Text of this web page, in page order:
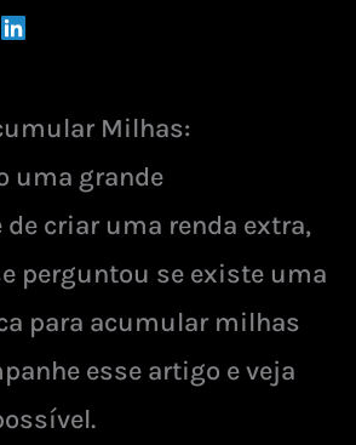
Milhas:
uma grande
criar uma renda extra,
perguntou se existe uma
para acumular milhas
esse artigo e veja